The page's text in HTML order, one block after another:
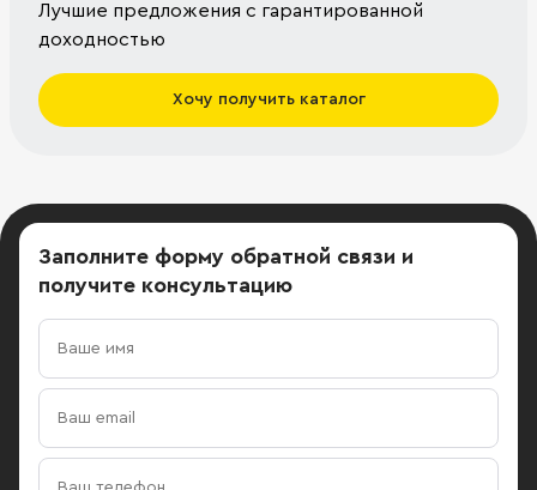
Лучшие предложения с гарантированной
доходностью
Хочу получить каталог
Заполните форму обратной связи и
получите консультацию